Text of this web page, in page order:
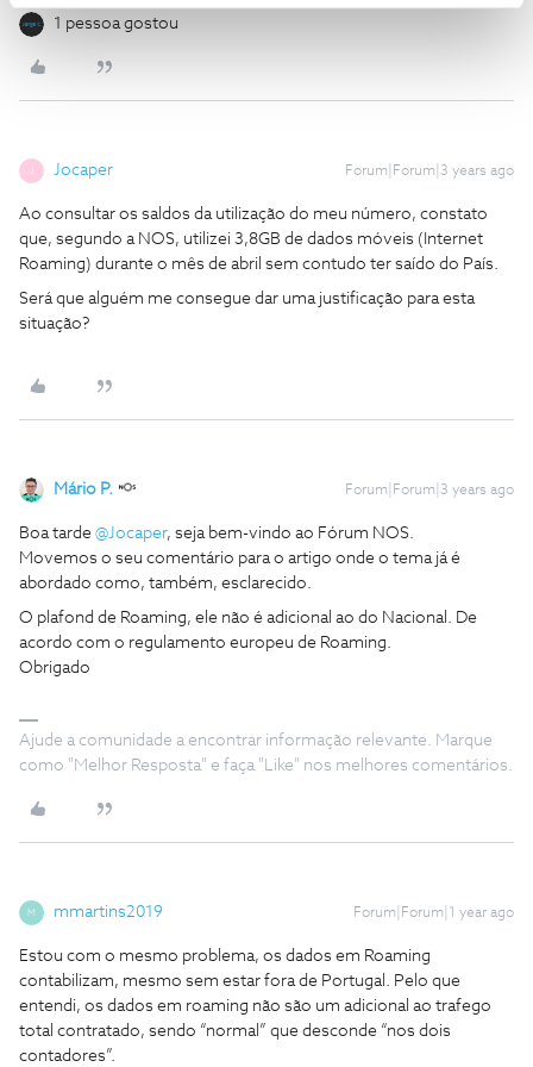
1 pessoa gostou
Jocaper Forum|Forum|3 years ago
Ao consultar os saldos da utilização do meu número, constato
que, segundo a NOS, utilizei 3,8GB de dados móveis (Internet
Roaming) durante o mês de abril sem contudo ter saído do País.
Será que alguém me consegue dar uma justificação para esta
situação?
Mário P. Forum|Forum|3 years ago
Boa tarde @Jocaper, seja bem-vindo ao Fórum NOS.
Movemos o seu comentário para o artigo onde o tema já é
abordado como, também, esclarecido.
O plafond de Roaming, ele não é adicional ao do Nacional. De
acordo com o regulamento europeu de Roaming.
Obrigado
Ajude a comunidade a encontrar informação relevante. Marque
como "Melhor Resposta" e faça "Like" nos melhores comentários.
M mmartins2019 Forum|Forum|1 year ago
Estou com o mesmo problema, os dados em Roaming
contabilizam, mesmo sem estar fora de Portugal. Pelo que
entendi, os dados em roaming não são um adicional ao trafego
total contratado, sendo “normal” que desconde “nos dois
contadores”.